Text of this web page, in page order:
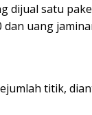
dijual satu
uang
titik,